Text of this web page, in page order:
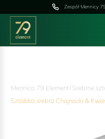
Zespół Mennicy
Mennica 79 Element/Srebrne
Sztabka srebra Chojnacki &